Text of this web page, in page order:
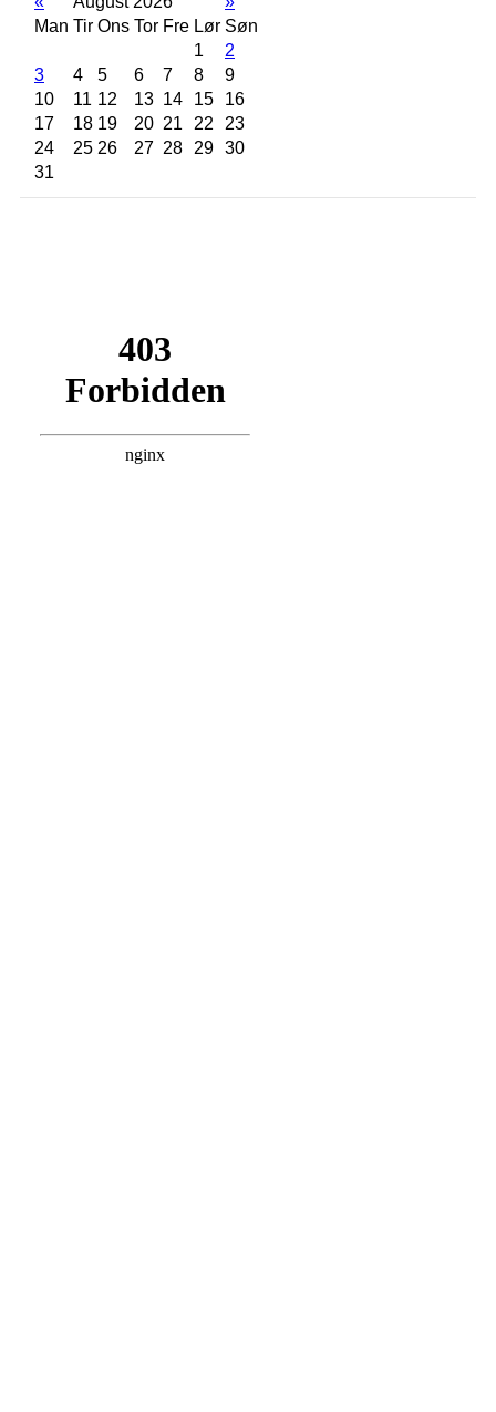
Man Tir Ons Tor Fre Lør Søn
1
2
3
4 5 6 7 8
9
10
11 12 13 14 15
16
17
18 19 20 21 22
23
24
25 26 27 28 29 30
31